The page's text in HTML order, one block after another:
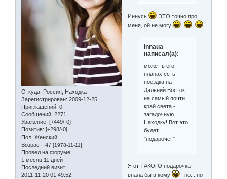
Откуда: Россия, Находка
Зарегистрирован: 2009-12-25
Приглашений: 0
Сообщений: 2271
Уважение: [+449/-0]
Позитив: [+298/-0]
Пол: Женский
Возраст: 47 [1978-11-11]
Провел на форуме:
1 месяц 11 дней
Последний визит:
2011-11-20 01:49:52
Иннусь
ЭТО точно про
меня, ой не могу
Innaua
написал(а):
может в его
планах есть
поездка на
Дальний Восток
на самый почти
край света -
загадочную
Находку! Вот это
будет
"подарочеГ"
Я от ТАКОГО подарочка
впала бы в кому
, но....но